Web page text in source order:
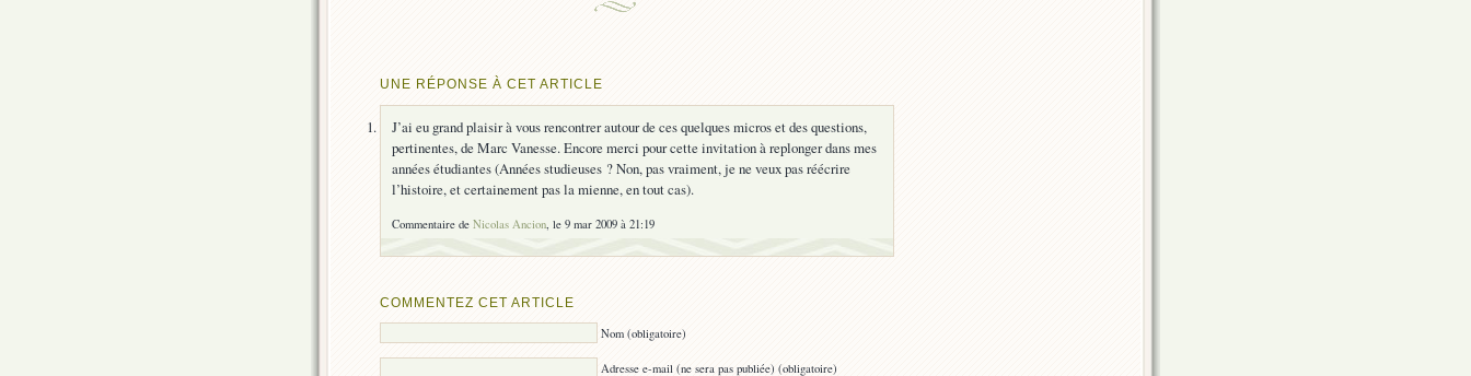
UNE RÉPONSE À CET ARTICLE
J’ai eu grand plaisir à vous rencontrer autour de ces quelques micros et des questions,
pertinentes, de Marc Vanesse. Encore merci pour cette invitation à replonger dans mes
années étudiantes (Années studieuses ? Non, pas vraiment, je ne veux pas réécrire
l’histoire, et certainement pas la mienne, en tout cas).
Commentaire de Nicolas Ancion, le 9 mar 2009 à 21:19
COMMENTEZ CET ARTICLE
Nom (obligatoire)
Adresse e-mail (ne sera pas publiée) (obligatoire)